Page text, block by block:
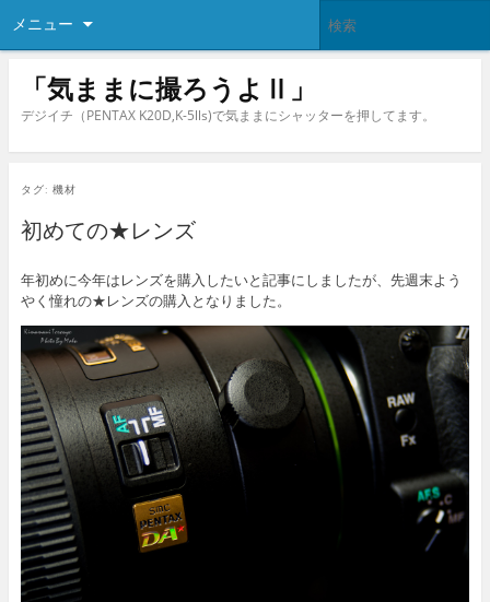
メニュー
「気ままに撮ろうよⅡ」
デジイチ（PENTAX K20D,K-5lls)で気ままにシャッターを押してます。
タグ: 機材
初めての★レンズ
年初めに今年はレンズを購入したいと記事にしましたが、先週末よう
やく憧れの★レンズの購入となりました。